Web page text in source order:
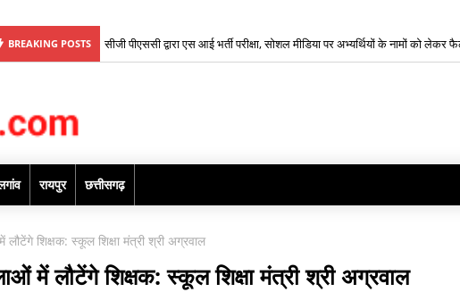
BREAKING POSTS
बहनों की राखियां समय पर भाइयों तक पहुंचाने के लिए डाक विभाग की विशेष व्यवस्था,
रायपुर छत्तीसगढ़
शिक्षक: स्कूल शिक्षा मंत्री श्री अग्रवाल
में लौटेंगे शिक्षक: स्कूल शिक्षा मंत्री श्री अग्रवाल